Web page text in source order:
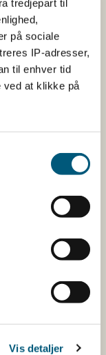
tredjepart til
på sociale
IP-adresser,
til enhver tid
at klikke på
Vis detaljer
i stor stil,
af
som f.eks.
smagen.
til retter,
og undlade at
- da det
er
ikke
lektiner ikke være
giver
med det